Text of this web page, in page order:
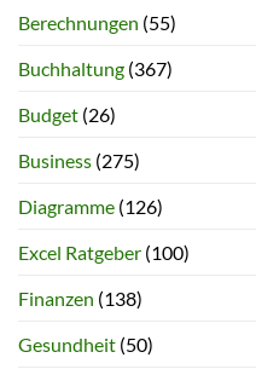
Berechnungen (55)
Buchhaltung (367)
Budget (26)
Business (275)
Diagramme (126)
Excel Ratgeber (100)
Finanzen (138)
Gesundheit (50)